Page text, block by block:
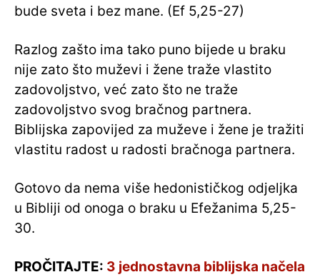
bude sveta i bez mane. (Ef 5,25-27)
Razlog zašto ima tako puno bijede u braku
nije zato što muževi i žene traže vlastito
zadovoljstvo, već zato što ne traže
zadovoljstvo svog bračnog partnera.
Biblijska zapovijed za muževe i žene je tražiti
vlastitu radost u radosti bračnoga partnera.
Gotovo da nema više hedonističkog odjeljka
u Bibliji od onoga o braku u Efežanima 5,25-
30.
PROČITAJTE: 3 jednostavna biblijska načela